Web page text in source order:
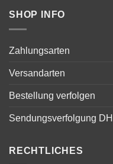
SHOP INFO
Zahlungsarten
Versandarten
Bestellung verfolgen
Sendungsverfolgung
RECHTLICHES